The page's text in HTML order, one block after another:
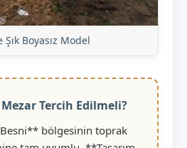
Şık Boyasız Model
Tercih Edilmeli?
bölgesinin toprak